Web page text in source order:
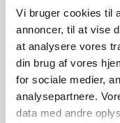
Vi bruger cookies til
annoncer, til at vise
at analysere vores
din brug af vores
for sociale medier,
analysepartnere.
data med andre
oplyses
28-60 Ullut
Filterholder
Passer til modeller:
KBG, KBGC,
HBG og HBGC,